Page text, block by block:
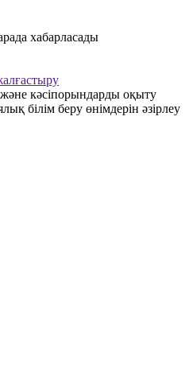
хабарласады
кәсіпорындарды оқыту
білім беру өнімдерін әзірлеу